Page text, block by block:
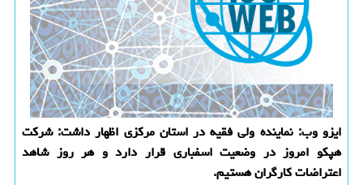
ایزو وب: نماینده ولی فقیه در استان مركزی اظهار داشت: شركت
هپكو امروز در وضعیت اسفباری قرار دارد و هر روز شاهد
اعتراضات كارگران هستیم.